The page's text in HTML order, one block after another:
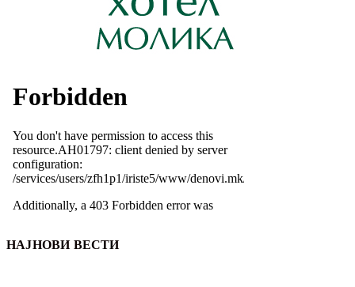
НАЈНОВИ ВЕСТИ